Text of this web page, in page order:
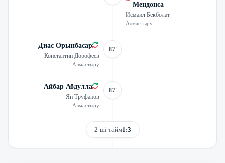
Мендонса
Исмаил Бекболат
Алмастыру
Диас Орынбасар
Константин Дорофеев
Алмастыру
87'
Айбар Абдулла
Ян Труфанов
Алмастыру
87'
2-ші тайм1:3